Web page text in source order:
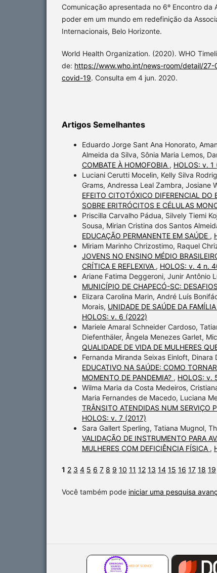
Comunicação apresentada no 6º Encontro da
poder em um mundo em redefinição da
Internacionais, Belo Horizonte.
World Health Organization. (2020). WHO
de: https://www.who.int/news-room/detail/
covid-19. Consulta em 4 jun. 2020.
Artigos Semelhantes
Eduardo Jorge Sant Ana Honorato,
Almeida da Silva, Sônia Maria Lemos,
COMBATE À HOMOFOBIA , HOLOS: v. 1
Luciani Cerutti Mocelin, Kelly Silva
Grams, Andressa Leal Zambra, Josiane
EFEITO CITOTÓXICO DIFERENCIAL DO
SOBRE ERITRÓCITOS E CÉLULAS
Priscilla Carvalho Pádua, Silvely Tiemi
Sousa, Mirian Cristina dos Santos
EDUCAÇÃO PERMANENTE EM SAÚDE ,
Miriam Marinho Chrizostimo, Raquel
JOVENS NO ENSINO MÉDIO
CRÍTICA E REFLEXIVA , HOLOS: v. 4 n.
Ariane Fatima Deggeroni, Junir Antônio
MUNICÍPIO DE CHAPECÓ-SC:
Elizara Carolina Marin, André Luís
Morais, UNIDADE DE SAÚDE DA
HOLOS: v. 6 (2022)
Mariele Amaral Schneider Cardoso,
Diefenthäler, Ângela Menezes Garlet,
QUALIDADE DE VIDA DE MULHERES
Fernanda Miranda Seixas Einloft,
EDUCATIVO NA SAÚDE: COMO
MOMENTO DE PANDEMIA? , HOLOS: v.
Wilma Maria da Costa Medeiros,
Maria Fernandes de Macedo, Luciana
TRÂNSITO ATENDIDAS NUM SERVIÇO
HOLOS: v. 7 (2017)
Sara Gallert Sperling, Tatiana Mugnol,
VALIDAÇÃO DE INSTRUMENTO PARA
MULHERES COM DEFICIÊNCIA FÍSICA ,
1 2 3 4 5 6 7 8 9 10 11 12 13 14 15 16 17 18 19
Você também pode iniciar uma pesquisa